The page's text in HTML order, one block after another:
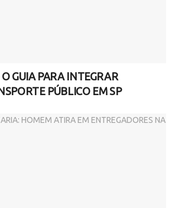
GUIA PARA INTEGRAR
PÚBLICO EM SP